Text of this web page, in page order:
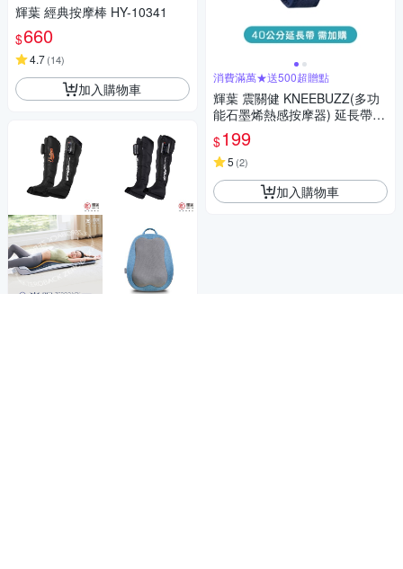
輝葉 經典按摩棒 HY-10341
$660
4.7(14)
加入購物車
消費滿萬★送500超贈點
輝葉 震關健 KNEEBUZZ(多功
能石墨烯熱感按摩器) 延長帶-H
Y-762-BU-001
$199
5 (2)
加入購物車